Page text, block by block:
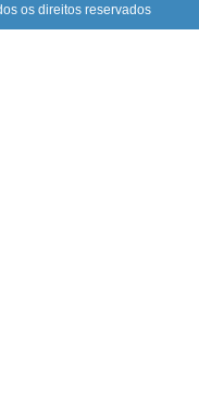
os direitos reservados